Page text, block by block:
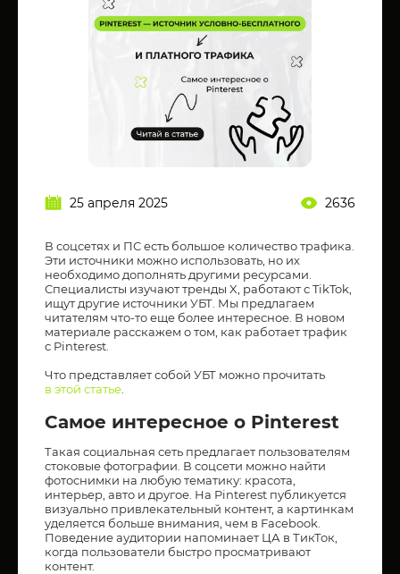
25 апреля 2025 2636
В соцсетях и ПС есть большое количество трафика.
Эти источники можно использовать, но их
необходимо дополнять другими ресурсами.
Специалисты изучают тренды X, работают с TikTok,
ищут другие источники УБТ. Мы предлагаем
читателям что-то еще более интересное. В новом
материале расскажем о том, как работает трафик
с Pinterest.
Что представляет собой УБТ можно прочитать
в этой статье
Самое интересное о Pinterest
Такая социальная сеть предлагает пользователям
стоковые фотографии. В соцсети можно найти
фотоснимки на любую тематику: красота,
интерьер, авто и другое. На Pinterest публикуется
визуально привлекательный контент, а картинкам
уделяется больше внимания, чем в Facebook.
Поведение аудитории напоминает ЦА в ТикТок,
когда пользователи быстро просматривают
контент.